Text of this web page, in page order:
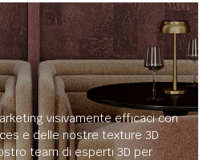
visivamente efficaci con
e delle nostre texture 3D
team di esperti 3D per